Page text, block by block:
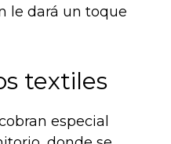
le dará un toque
textiles
especial